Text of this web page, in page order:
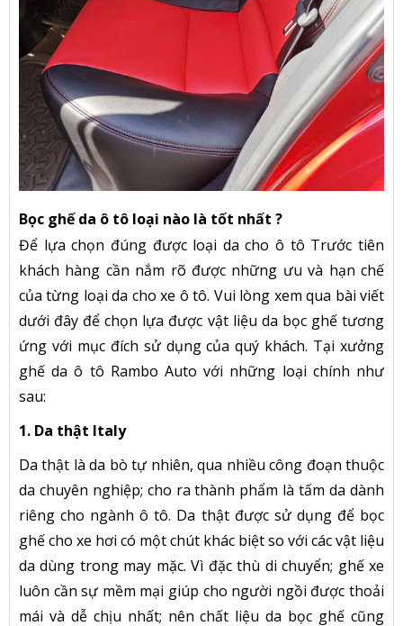
Bọc ghế da ô tô loại nào là tốt nhất ?
Để lựa chọn đúng được loại da cho ô tô Trước tiên
khách hàng cần nắm rõ được những ưu và hạn chế
của từng loại da cho xe ô tô. Vui lòng xem qua bài viết
dưới đây để chọn lựa được vật liệu da bọc ghế tương
ứng với mục đích sử dụng của quý khách. Tại xưởng
ghế da ô tô Rambo Auto với những loại chính như
sau:
1. Da thật Italy
Da thật là da bò tự nhiên, qua nhiều công đoạn thuộc
da chuyên nghiệp; cho ra thành phẩm là tấm da dành
riêng cho ngành ô tô. Da thật được sử dụng để bọc
ghế cho xe hơi có một chút khác biệt so với các vật liệu
da dùng trong may mặc. Vì đặc thù di chuyển; ghế xe
luôn cần sự mềm mại giúp cho người ngồi được thoải
mái và dễ chịu nhất; nên chất liệu da bọc ghế cũng